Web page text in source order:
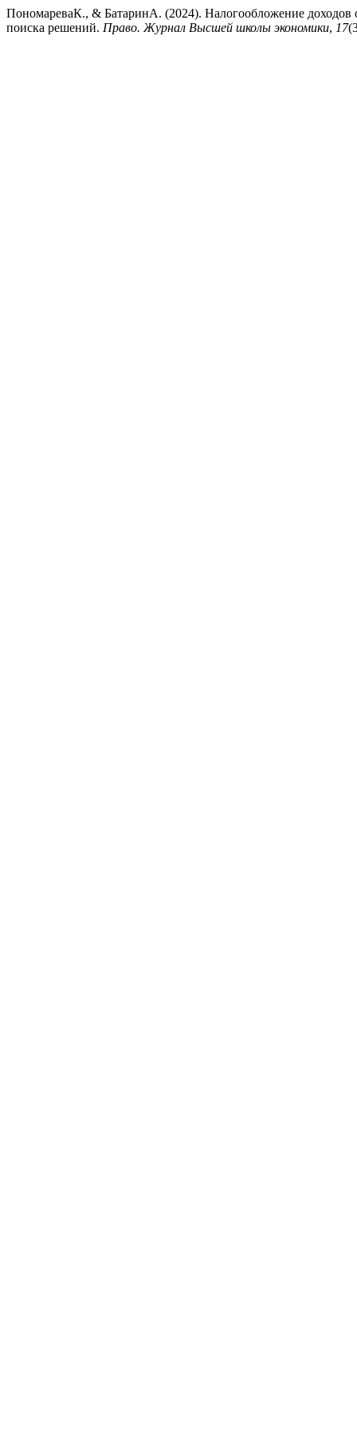
ПономареваК., & БатаринА. (2024). Налогообложение
поиска решений. Право. Журнал Высшей школы экономики, 17